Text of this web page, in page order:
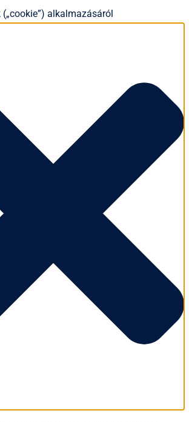
alkalmazásáról